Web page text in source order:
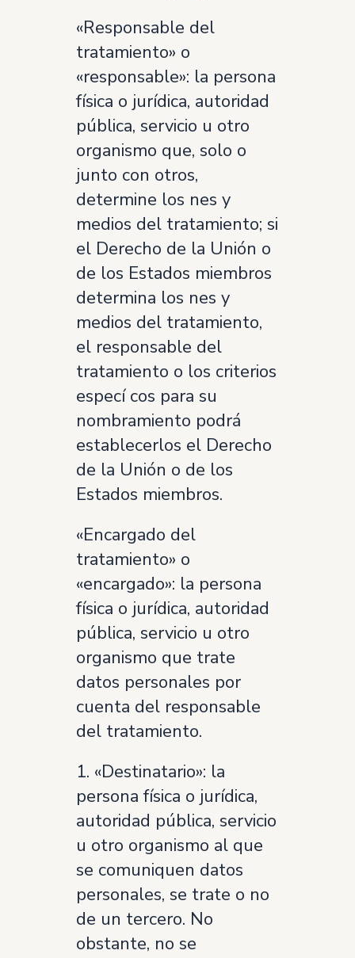
«Responsable del
tratamiento» o
«responsable»: la persona
física o jurídica, autoridad
pública, servicio u otro
organismo que, solo o
junto con otros,
determine los nes y
medios del tratamiento; si
el Derecho de la Unión o
de los Estados miembros
determina los nes y
medios del tratamiento,
el responsable del
tratamiento o los criterios
especí cos para su
nombramiento podrá
establecerlos el Derecho
de la Unión o de los
Estados miembros.
«Encargado del
tratamiento» o
«encargado»: la persona
física o jurídica, autoridad
pública, servicio u otro
organismo que trate
datos personales por
cuenta del responsable
del tratamiento.
1. «Destinatario»: la
persona física o jurídica,
autoridad pública, servicio
u otro organismo al que
se comuniquen datos
personales, se trate o no
de un tercero. No
obstante, no se